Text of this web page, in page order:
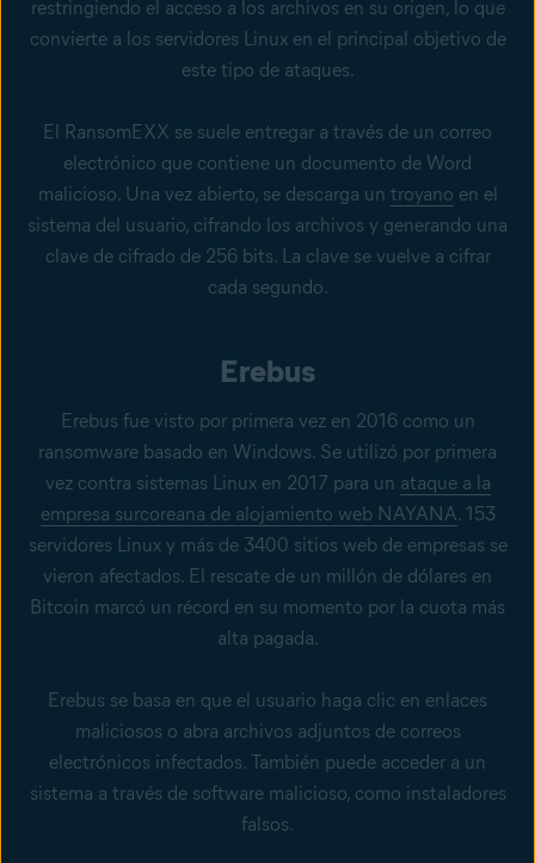
restringiendo el acceso a los archivos en su origen, lo que
convierte a los servidores Linux en el principal objetivo de
este tipo de ataques.
El RansomEXX se suele entregar a través de un correo
electrónico que contiene un documento de Word
malicioso. Una vez abierto, se descarga un troyano en el
sistema del usuario, cifrando los archivos y generando una
clave de cifrado de 256 bits. La clave se vuelve a cifrar
cada segundo.
Erebus
Erebus fue visto por primera vez en 2016 como un
ransomware basado en Windows. Se utilizó por primera
vez contra sistemas Linux en 2017 para un ataque a la
empresa surcoreana de alojamiento web NAYANA. 153
servidores Linux y más de 3400 sitios web de empresas se
vieron afectados. El rescate de un millón de dólares en
Bitcoin marcó un récord en su momento por la cuota más
alta pagada.
Erebus se basa en que el usuario haga clic en enlaces
maliciosos o abra archivos adjuntos de correos
electrónicos infectados. También puede acceder a un
sistema a través de software malicioso, como instaladores
falsos.